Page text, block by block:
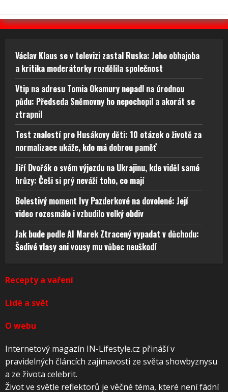
Václav Klaus se v televizi zastal Ruska: Jeho obhajoba
a kritika moderátorky rozdělila společnost
Vtip na adresu Tomia Okamury nepadl na úrodnou
půdu: Předseda Sněmovny ho nepochopil a akorát se
ztrapnil
Test znalostí pro Husákovy děti: 10 otázek o životě za
normalizace ukáže, kdo má dobrou paměť
Jiří Dvořák o svém výjezdu na Ukrajinu, kde viděl samé
hrůzy: Češi si prý neváží toho, co mají
Bolestivý moment Ivy Pazderkové na dovolené: Její
video rozesmálo i vzbudilo velký obdiv
Jak bude podle AI Marek Ztracený vypadat v důchodu:
Šedivé vlasy ani vousy mu vůbec neuškodí
Recepty a vaření
Lidé a svět
O webu
Internetový magazín IN-Lifestyle.cz přináší v
pravidelných článcích zajímavosti ze světa showbyznysu
a ze života celebrit.
Život ve světle reflektorů je věčné téma, které není fádní